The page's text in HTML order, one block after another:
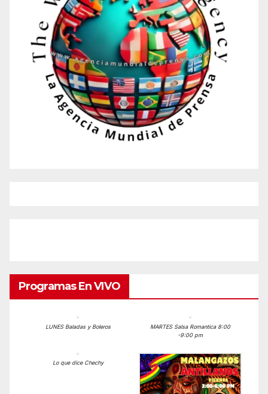
Programas En VIVO
LUNES Baladas y Boleros
MARTES Salsa Romantica 8:00
-9:00 pm
Lo que dice Chechy